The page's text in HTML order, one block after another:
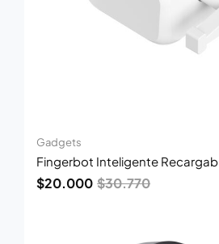
Gadgets
Fingerbot Inteligente Recargab
$30.770
$20.000